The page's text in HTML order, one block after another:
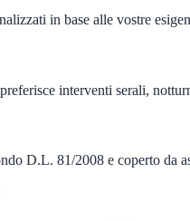
in base alle vostre
interventi serali,
D.L. 81/2008 e coperto da